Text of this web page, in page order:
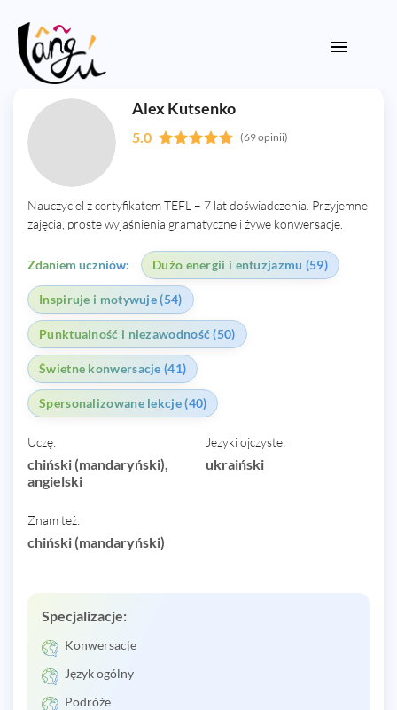
Alex Kutsenko
5.0 (69 opinii)
Nauczyciel z certyfikatem TEFL – 7 lat doświadczenia. Przyjemne
zajęcia, proste wyjaśnienia gramatyczne i żywe konwersacje.
Zdaniem uczniów: Dużo energii i entuzjazmu (59)
Inspiruje i motywuje (54)
Punktualność i niezawodność (50)
Świetne konwersacje (41)
Spersonalizowane lekcje (40)
Uczę:
chiński (mandaryński),
angielski
Języki ojczyste:
ukraiński
Znam też:
chiński (mandaryński)
Specjalizacje:
Konwersacje
Język ogólny
Podróże